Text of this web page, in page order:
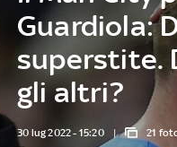
Guardiola:
superstite.
gli altri?
30 lug 2022 - 15:20 21